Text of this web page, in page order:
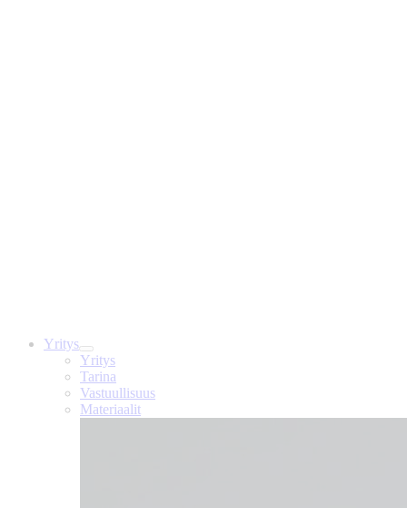
Yritys
Yritys
Tarina
Vastuullisuus
Materiaalit